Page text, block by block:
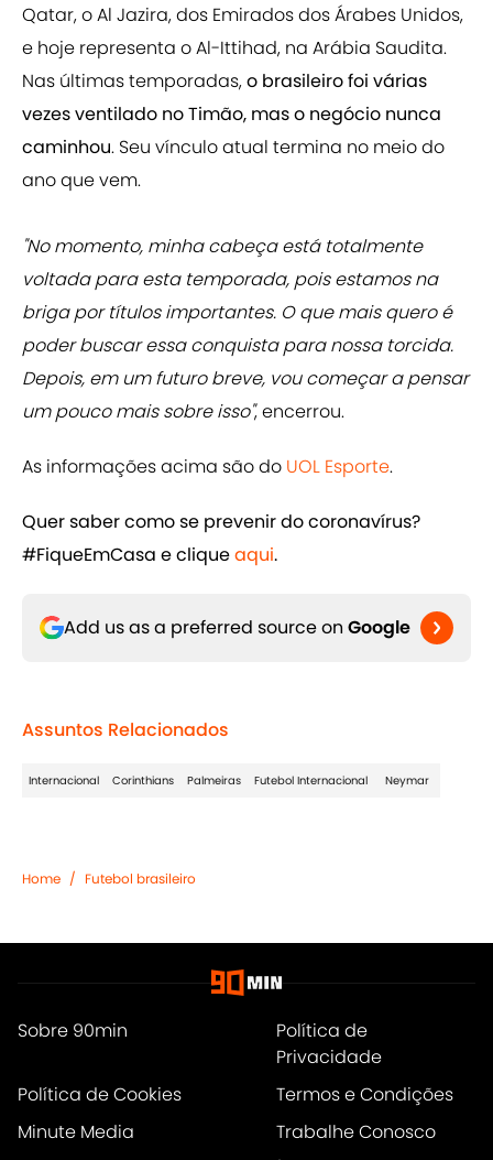
Qatar, o Al Jazira, dos Emirados dos Árabes Unidos,
e hoje representa o Al-Ittihad, na Arábia Saudita.
Nas últimas temporadas,o brasileiro foi várias
vezes ventilado no Timão, mas o negócio nunca
caminhou. Seu vínculo atual termina no meio do
ano que vem.
"No momento, minha cabeça está totalmente
voltada para esta temporada, pois estamos na
briga por títulos importantes. O que mais quero é
poder buscar essa conquista para nossa torcida.
Depois, em um futuro breve, vou começar a pensar
um pouco mais sobre isso", encerrou.
As informações acima são do UOL Esporte.
Quer saber como se prevenir do coronavírus?
#FiqueEmCasa e clique​aqui.
Add us as a preferred source on Google
Assuntos Relacionados
Internacional Corinthians Palmeiras Futebol Internacional Neymar
Home / Futebol brasileiro
Sobre 90min
Política de
Privacidade
Política de Cookies
Termos e Condições
Minute Media
Trabalhe Conosco